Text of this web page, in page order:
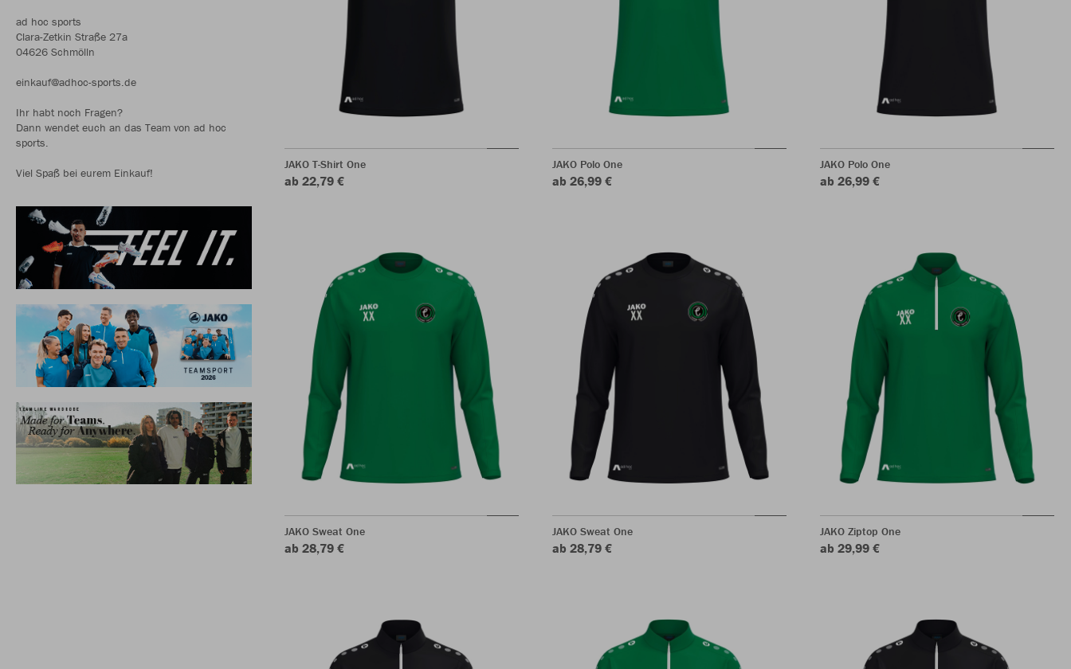
ad hoc sports
Clara-Zetkin Straße 27a
04626 Schmölln
einkauf@adhoc-sports.de
Ihr habt noch Fragen?
Dann wendet euch an das Team von ad hoc
sports.
Viel Spaß bei eurem Einkauf!
JAKO T-Shirt One
ab 22,79 €
JAKO Polo One
ab 26,99 €
JAKO Polo One
ab 26,99 €
JAKO Sweat One
ab 28,79 €
JAKO Sweat One
ab 28,79 €
JAKO Ziptop One
ab 29,99 €